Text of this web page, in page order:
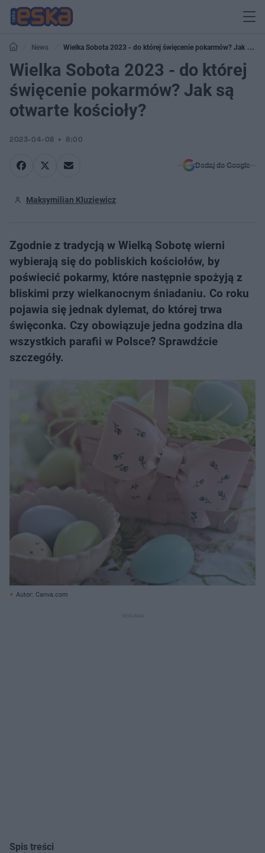
News
Wielka Sobota 2023 - do której święcenie pokarmów? Jak są
otwarte kościoły?
Wielka Sobota 2023 - do której
święcenie pokarmów? Jak są
otwarte kościoły?
2023-04-08 8:00
Dodaj do Google
Maksymilian Kluziewicz
Zgodnie z tradycją w Wielką Sobotę wierni
wybierają się do pobliskich kościołów, by
poświecić pokarmy, które następnie spożyją z
bliskimi przy wielkanocnym śniadaniu. Co roku
pojawia się jednak dylemat, do której trwa
święconka. Czy obowiązuje jedna godzina dla
wszystkich parafii w Polsce? Sprawdźcie
szczegóły.
Autor: Canva.com
Spis treści